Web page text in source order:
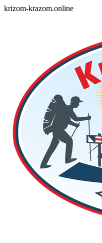
Skip
krizom-krazom.online